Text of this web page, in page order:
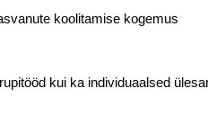
koolitamise kogemus
kui ka individuaalsed